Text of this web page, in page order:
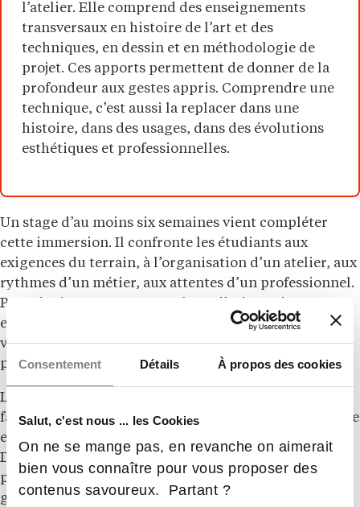
Consentement Détails À propos des cookies
Salut, c'est nous ... les Cookies
On ne se mange pas, en revanche on aimerait
bien vous connaître pour vous proposer des
contenus savoureux. Partant ?
l’atelier. Elle comprend des enseignements
transversaux en histoire de l’art et des
techniques, en dessin et en méthodologie de
projet. Ces apports permettent de donner de la
profondeur aux gestes appris. Comprendre une
technique, c’est aussi la replacer dans une
histoire, dans des usages, dans des évolutions
esthétiques et professionnelles.
Un stage d’au moins six semaines vient compléter
cette immersion. Il confronte les étudiants aux
exigences du terrain, à l’organisation d’un atelier, aux
rythmes d’un métier, aux attentes d’un professionnel.
Pour des jeunes encore en phase d’orientation, cette
expérience peut jouer un rôle décisif. Elle permet de
vérifier une envie, de confirmer une intuition ou
parfois d’ajuster un projet.
La classe compte 15 apprenants. Ce format resserré
favorise l’accompagnement, l’observation individuelle
et l’alternance entre projets personnels et collectifs.
Dans des métiers où le geste s’apprend souvent par
proximité, répétition et correction fine, la taille du
groupe constitue un élément structurant du